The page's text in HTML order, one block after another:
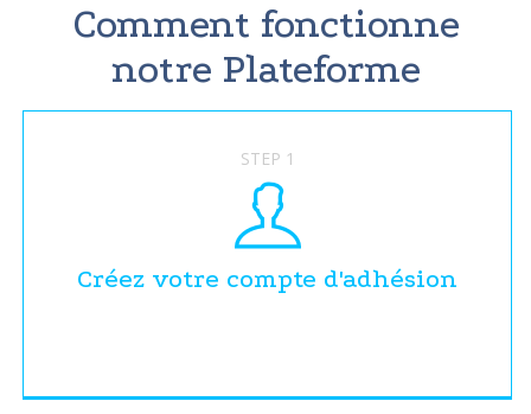
Comment fonctionne
notre Plateforme
STEP 1
Créez votre compte d'adhésion